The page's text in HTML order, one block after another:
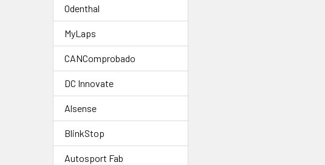
Odenthal
MyLaps
CANComprobado
DC Innovate
Alsense
BlinkStop
Autosport Fab